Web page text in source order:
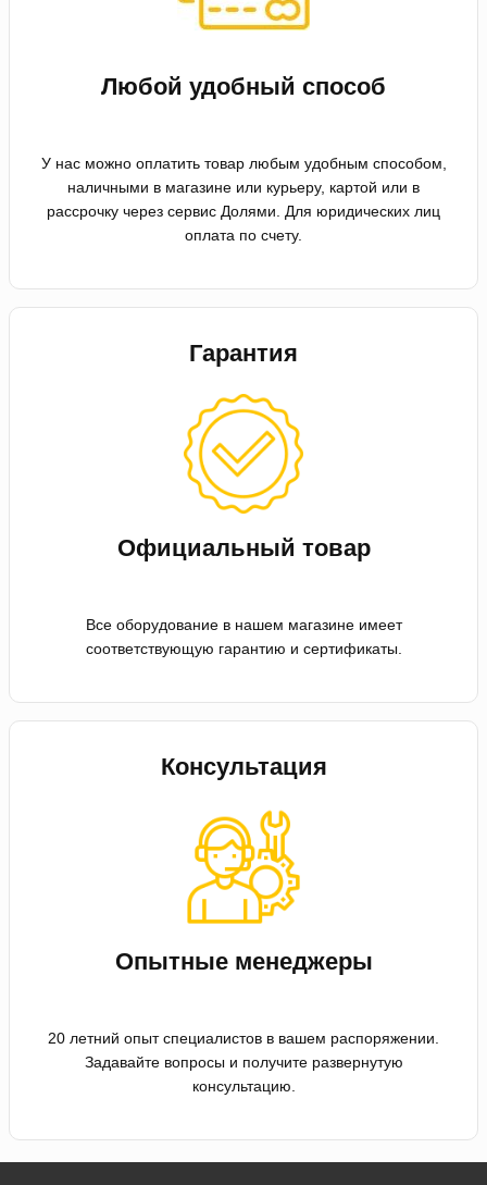
Любой удобный способ
У нас можно оплатить товар любым удобным способом,
наличными в магазине или курьеру, картой или в
рассрочку через сервис Долями. Для юридических лиц
оплата по счету.
Гарантия
Официальный товар
Все оборудование в нашем магазине имеет
соответствующую гарантию и сертификаты.
Консультация
Опытные менеджеры
20 летний опыт специалистов в вашем распоряжении.
Задавайте вопросы и получите развернутую
консультацию.